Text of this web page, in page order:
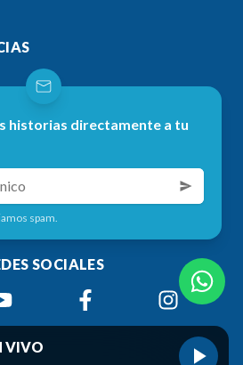
historias directamente a tu
spam.
SOCIALES
VIVO